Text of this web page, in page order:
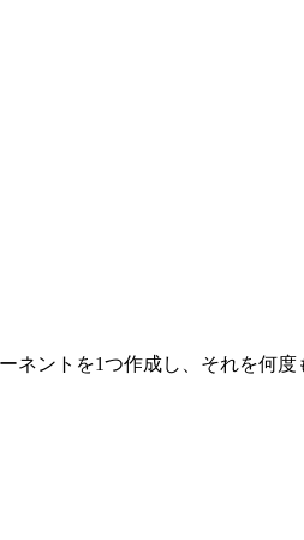
ントを1つ作成し、それを何